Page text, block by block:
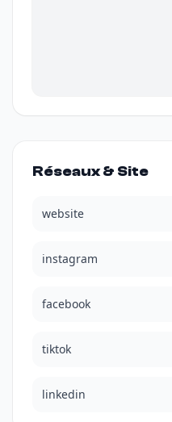
Réseaux & Site
website
instagram
facebook
tiktok
linkedin